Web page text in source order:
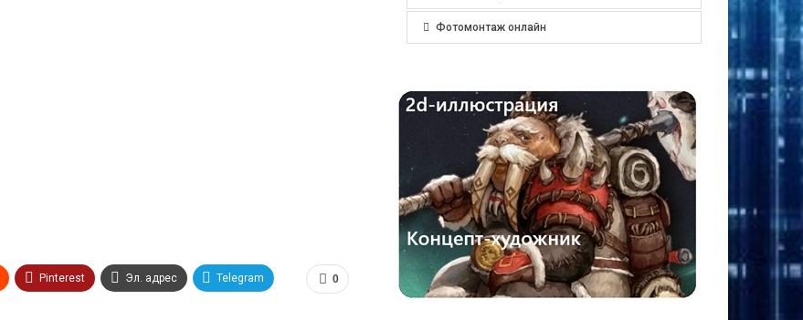
0
Pinterest Эл. адрес Telegram
Фотомонтаж онлайн